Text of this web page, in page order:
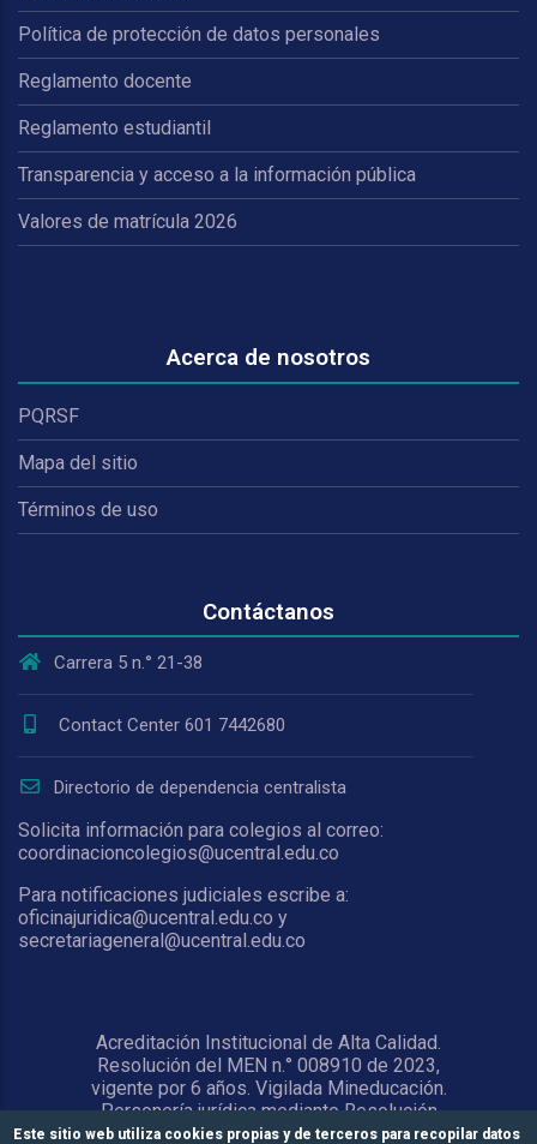
Política de protección de datos personales
Reglamento docente
Reglamento estudiantil
Transparencia y acceso a la información pública
Valores de matrícula 2026
Acerca de nosotros
PQRSF
Mapa del sitio
Términos de uso
Contáctanos
Carrera 5 n.° 21-38
Contact Center 601 7442680
Directorio de dependencia centralista
Solicita información para colegios al correo:
coordinacioncolegios@ucentral.edu.co
Para notificaciones judiciales escribe a:
oficinajuridica@ucentral.edu.co y
secretariageneral@ucentral.edu.co
Acreditación Institucional de Alta Calidad.
Resolución del MEN n.° 008910 de 2023,
vigente por 6 años. Vigilada Mineducación.
Personería jurídica mediante Resolución
1876 del 5 de junio de 1967. Reconocida
Este sitio web utiliza cookies propias y de terceros para recopilar datos